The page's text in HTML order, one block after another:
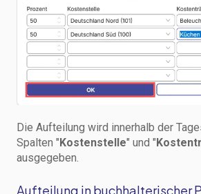
Die Aufteilung wird innerhalb der
Spalten "Kostenstelle" und "
ausgegeben.
Aufteilung in buchhalterischer